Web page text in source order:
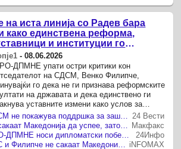
иста линија со Радев бара
како единствена реформа,
и институции го
на Македонија“, вели
-08.06.2026
ДПМНЕ упати остри критики кон
на СДСМ, Венко Филипче,
го дека не ги признава реформските
на државата и дека единствено ги
уставните измени како услов за
на европскиот пат.
ВМРО-ДПМНЕ: СДСМ не покажува поддршка за заштитата на националните интереси во евроинтегративниот процес 24 Вести
СДС и Филипче не сакаат Македонија да успее, затоа повеќе од Бугарија бараат уставни измени, велат од ВМРО-ДПМНЕ Макфакс
Манасиевски: ВМРО-ДПМНЕ носи дипломатски победи, a СДС навива за уставни измени и редефинирање на македонската историја
24Инфо
ВМРО-ДПМНЕ: СДС и Филипче не сакаат Македонија да успее, затоа повеќе од Бугарија бараат уставни измени iNFOMAX